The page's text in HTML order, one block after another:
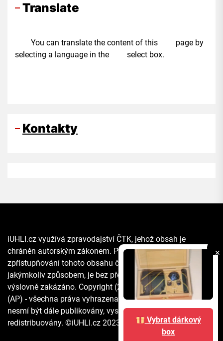
Translate
You can translate the content of this page by
selecting a language in the select box.
Kontakty
✕
Vybrat dárkový
box
iUHLI.cz využívá zpravodajství ČTK, jehož obsah je
chráněn autorským zákonem. Přepis, šíření či další
zpřístupňování tohoto obsahu či jeho části veřejnosti, a to
jakýmkoliv způsobem, je bez předchozího souhlasu ČTK
výslovně zakázáno. Copyright (2021) The Associated Press
(AP) - všechna práva vyhrazena. Materiály agentury AP
nesmí být dále publikovány, vysílány, přepisovány nebo
redistribuovány. ©iUHLI.cz 2023 All rights reserved.